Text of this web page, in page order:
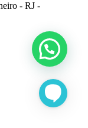
- RJ -